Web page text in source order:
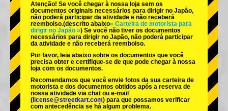
Okinawa
Atenção! Se você chegar à nossa loja sem os
documentos originais necessários para dirigir no Japão,
não poderá participar da atividade e não receberá
reembolso.(descrito abaixo« Carteira de motorista para
dirigir no Japão ») Se você não tiver os documentos
necessários para dirigir no Japão, não poderá participar
da atividade e não receberá reembolso.
Por favor, leia abaixo sobre os documentos que você
precisa obter e certifique-se de que pode chegar à nossa
loja com os documentos.
Recomendamos que você envie fotos da sua carteira de
motorista e dos documentos obtidos após a reserva de
nossa atividade via chat ou e-mail
( license@streetkart.com) para que possamos verificar
com antecedência se há algum problema.